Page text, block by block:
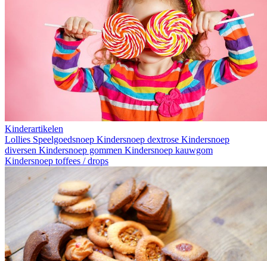
Kinderartikelen
Lollies Speelgoedsnoep Kindersnoep dextrose Kindersnoep
diversen Kindersnoep gommen Kindersnoep kauwgom
Kindersnoep toffees / drops